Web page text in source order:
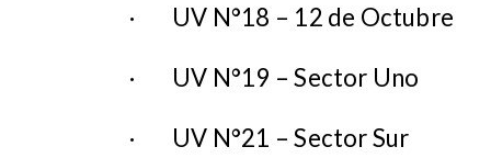
· UV N°18 – 12 de Octubre
· UV N°19 – Sector Uno
· UV N°21 – Sector Sur